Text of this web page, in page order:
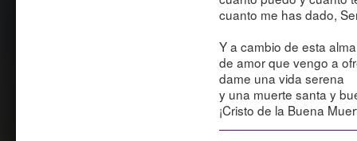
cuanto me has dado,
Y a cambio de esta
de amor que vengo a
dame una vida serena
y una muerte santa y
¡Cristo de la Buena